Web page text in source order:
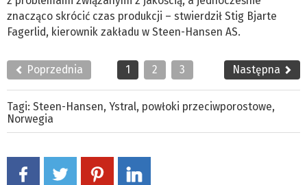
znacząco skrócić czas produkcji – stwierdził Stig Bjarte
Fagerlid, kierownik zakładu w Steen-Hansen AS.
Poprzednia 1 2 3 Następna
Tagi: Steen-Hansen, Ystral, powłoki przeciwporostowe,
Norwegia